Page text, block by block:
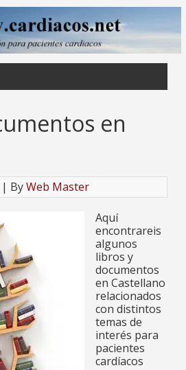
en
ByWeb Master
Aquí
encontrareis
algunos
libros y
documentos
en Castellano
relacionados
con distintos
temas de
interés para
pacientes
cardíacos